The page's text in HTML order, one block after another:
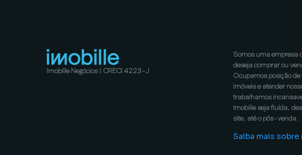
Imobille Negócios | CRECI 4223-J
Somos uma empresa
deseja comprar ou
Ocupamos posição
imóveis e atender
trabalhamos
Imobille seja fluída,
site, até o pós-venda.
Saiba mais